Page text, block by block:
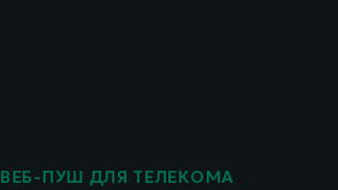
ВЕБ-ПУШ ДЛЯ ТЕЛЕКОМА